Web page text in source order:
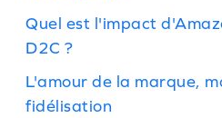
Quel est l'impact
D2C ?
L'amour de la marque,
fidélisation